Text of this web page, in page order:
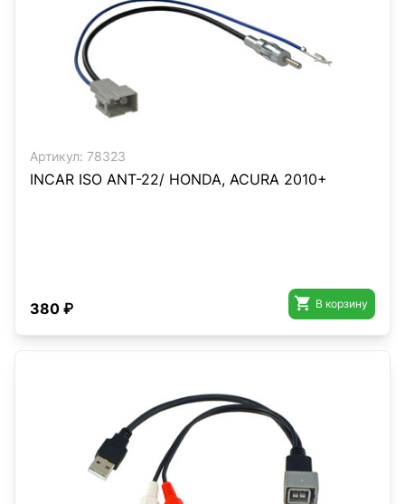
Артикул: 78323
INCAR ISO ANT-22/ HONDA, ACURA 2010+
380 ₽  В корзину